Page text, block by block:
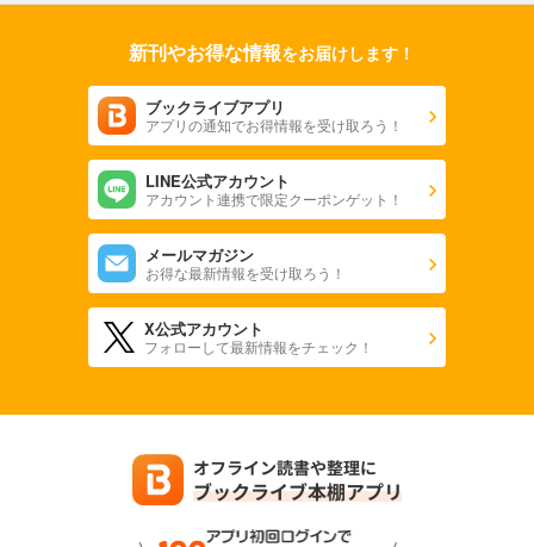
新刊やお得な情報をお届けします！
ブックライブアプリ
アプリの通知でお得情報を受け取ろう！
LINE公式アカウント
アカウント連携で限定クーポンゲット！
メールマガジン
お得な最新情報を受け取ろう！
X公式アカウント
フォローして最新情報をチェック！